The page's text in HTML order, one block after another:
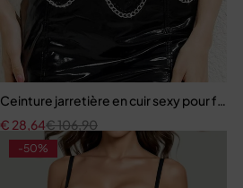
Ceinture jarretière en cuir sexy pour
€106,90
€ 28,64
-50%